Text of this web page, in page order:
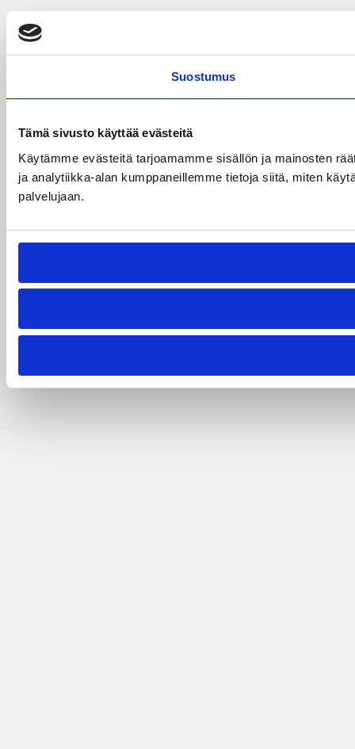
Suostumus
Tämä sivusto käyttää evästeitä
Käytämme evästeitä tarjoamamme sisällön ja mainosten
ja analytiikka-alan kumppaneillemme tietoja siitä, miten
palvelujaan.